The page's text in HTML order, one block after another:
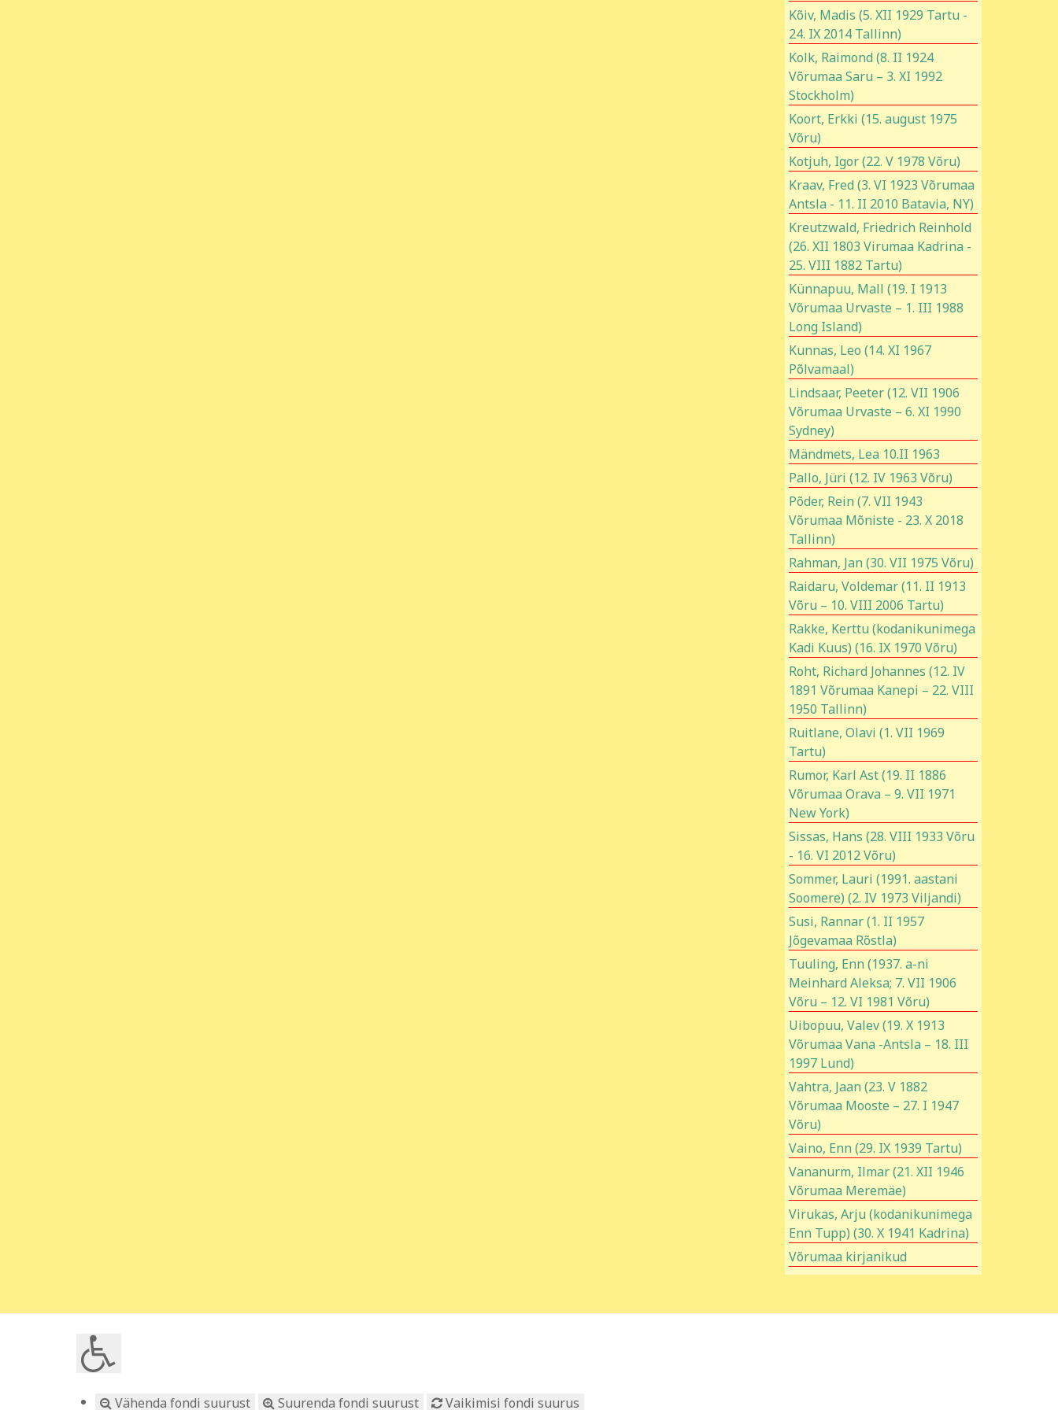
Kõiv, Madis (5. XII 1929 Tartu -
24. IX 2014 Tallinn)
Kolk, Raimond (8. II 1924
Võrumaa Saru – 3. XI 1992
Stockholm)
Koort, Erkki (15. august 1975
Võru)
Kotjuh, Igor (22. V 1978 Võru)
Kraav, Fred (3. VI 1923 Võrumaa
Antsla - 11. II 2010 Batavia, NY)
Kreutzwald, Friedrich Reinhold
(26. XII 1803 Virumaa Kadrina -
25. VIII 1882 Tartu)
Künnapuu, Mall (19. I 1913
Võrumaa Urvaste – 1. III 1988
Long Island)
Kunnas, Leo (14. XI 1967
Põlvamaal)
Lindsaar, Peeter (12. VII 1906
Võrumaa Urvaste – 6. XI 1990
Sydney)
Mändmets, Lea 10.II 1963
Pallo, Jüri (12. IV 1963 Võru)
Põder, Rein (7. VII 1943
Võrumaa Mõniste - 23. X 2018
Tallinn)
Rahman, Jan (30. VII 1975 Võru)
Raidaru, Voldemar (11. II 1913
Võru – 10. VIII 2006 Tartu)
Rakke, Kerttu (kodanikunimega
Kadi Kuus) (16. IX 1970 Võru)
Roht, Richard Johannes (12. IV
1891 Võrumaa Kanepi – 22. VIII
1950 Tallinn)
Ruitlane, Olavi (1. VII 1969
Tartu)
Rumor, Karl Ast (19. II 1886
Võrumaa Orava – 9. VII 1971
New York)
Sissas, Hans (28. VIII 1933 Võru
- 16. VI 2012 Võru)
Sommer, Lauri (1991. aastani
Soomere) (2. IV 1973 Viljandi)
Susi, Rannar (1. II 1957
Jõgevamaa Rõstla)
Tuuling, Enn (1937. a-ni
Meinhard Aleksa; 7. VII 1906
Võru – 12. VI 1981 Võru)
Uibopuu, Valev (19. X 1913
Võrumaa Vana -Antsla – 18. III
1997 Lund)
Vahtra, Jaan (23. V 1882
Võrumaa Mooste – 27. I 1947
Võru)
Vaino, Enn (29. IX 1939 Tartu)
Vananurm, Ilmar (21. XII 1946
Võrumaa Meremäe)
Virukas, Arju (kodanikunimega
Enn Tupp) (30. X 1941 Kadrina)
Võrumaa kirjanikud
Vähenda fondi suurust Suurenda fondi suurust Vaikimisi fondi suurus